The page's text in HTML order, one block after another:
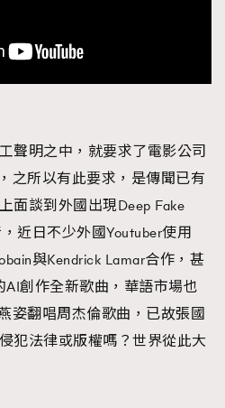
聲明之中，就要求了電影公司
之所以有此要求，是傳聞已有
面談到外國出現Deep Fake
近日不少外國Youtuber使用
與Kendrick Lamar合作，甚
創作全新歌曲，華語市場也
姿翻唱周杰倫歌曲，已故張國
犯法律或版權嗎？世界從此大